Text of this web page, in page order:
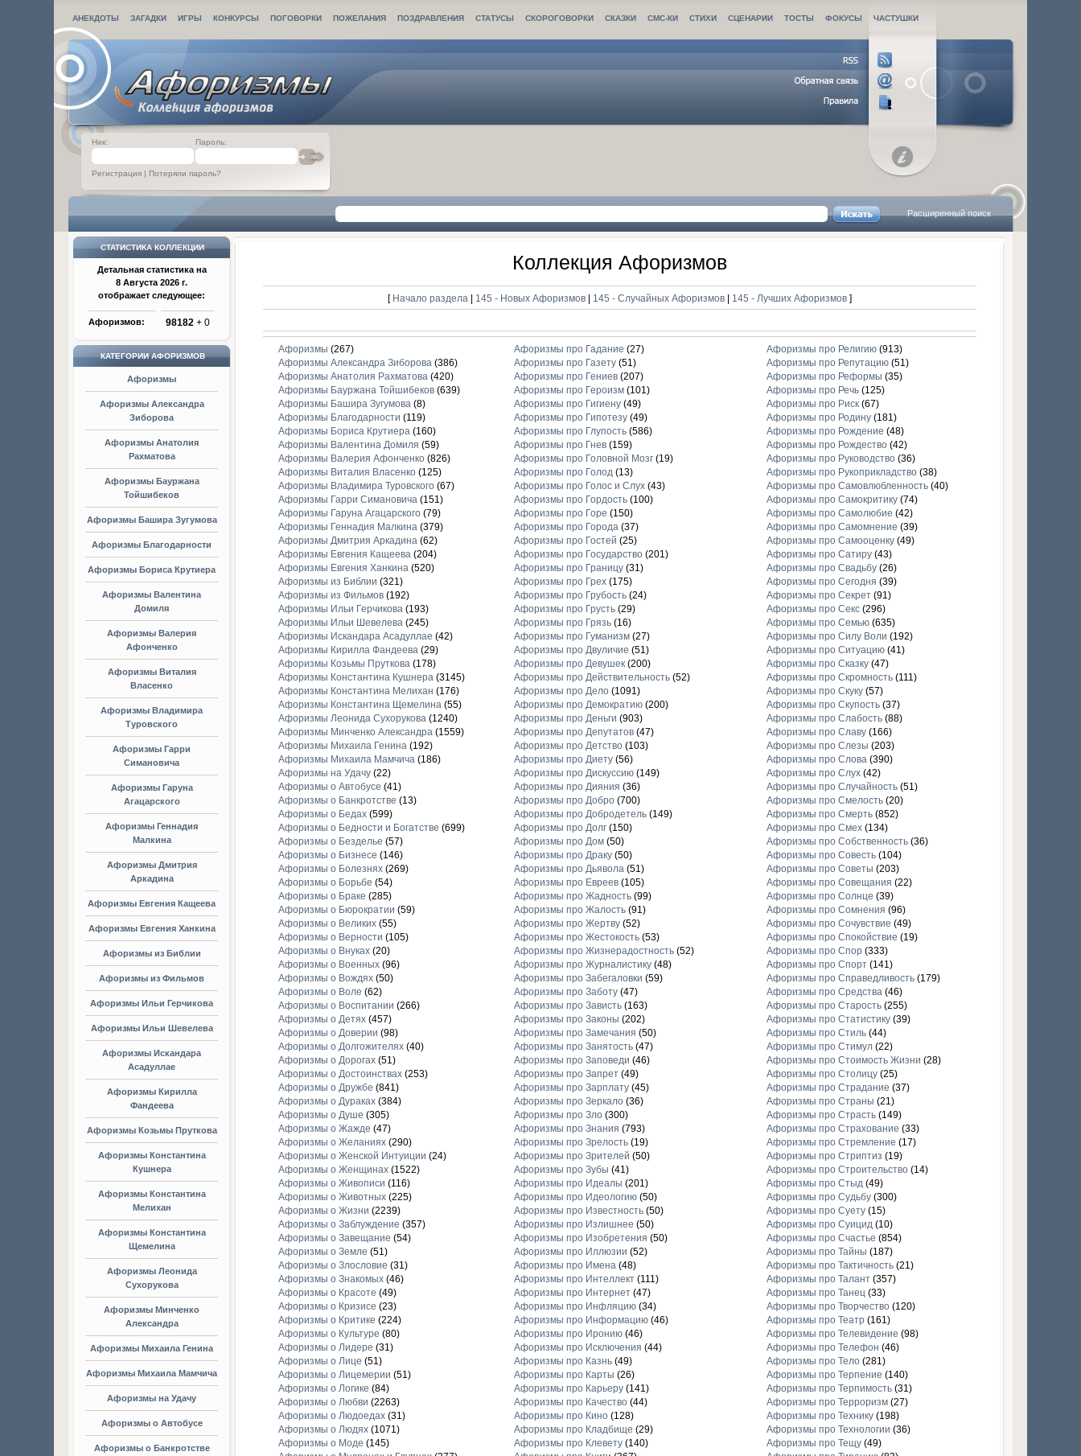
АНЕКДОТЫ ЗАГАДКИ ИГРЫ КОНКУРСЫ ПОГОВОРКИ ПОЖЕЛАНИЯ ПОЗДРАВЛЕНИЯ СТАТУСЫ СКОРОГОВОРКИ СКАЗКИ СМС-КИ СТИХИ СЦЕНАРИИ ТОСТЫ ФОКУСЫ ЧАСТУШКИ
Ник: Пароль:
Регистрация | Потеряли пароль?
Расширенный поиск
СТАТИСТИКА КОЛЛЕКЦИИ
Детальная статистика на
8 Августа 2026 г.
отображает следующее:
Афоризмов: 98182+ 0
КАТЕГОРИИ АФОРИЗМОВ
Афоризмы
Афоризмы Александра
Зиборова
Афоризмы Анатолия
Рахматова
Афоризмы Бауржана
Тойшибеков
Афоризмы Башира Зугумова
Афоризмы Благодарности
Афоризмы Бориса Крутиера
Афоризмы Валентина
Домиля
Афоризмы Валерия
Афонченко
Афоризмы Виталия
Власенко
Афоризмы Владимира
Туровского
Афоризмы Гарри
Симановича
Афоризмы Гаруна
Агацарского
Афоризмы Геннадия
Малкина
Афоризмы Дмитрия
Аркадина
Афоризмы Евгения Кащеева
Афоризмы Евгения Ханкина
Афоризмы из Библии
Афоризмы из Фильмов
Афоризмы Ильи Герчикова
Афоризмы Ильи Шевелева
Афоризмы Искандара
Асадуллае
Афоризмы Кирилла
Фандеева
Афоризмы Козьмы Пруткова
Афоризмы Константина
Кушнера
Афоризмы Константина
Мелихан
Афоризмы Константина
Щемелина
Афоризмы Леонида
Сухорукова
Афоризмы Минченко
Александра
Афоризмы Михаила Генина
Афоризмы Михаила Мамчича
Афоризмы на Удачу
Афоризмы о Автобусе
Афоризмы о Банкротстве
Коллекция Афоризмов
[ Начало раздела | 145 - Новых Афоризмов | 145 - Случайных Афоризмов | 145 - Лучших Афоризмов]
Афоризмы (267)
Афоризмы Александра Зиборова(386)
Афоризмы Анатолия Рахматова(420)
Афоризмы Бауржана Тойшибеков(639)
Афоризмы Башира Зугумова(8)
Афоризмы Благодарности (119)
Афоризмы Бориса Крутиера(160)
Афоризмы Валентина Домиля (59)
Афоризмы Валерия Афонченко(826)
Афоризмы Виталия Власенко(125)
Афоризмы Владимира Туровского(67)
Афоризмы Гарри Симановича(151)
Афоризмы Гаруна Агацарского(79)
Афоризмы Геннадия Малкина(379)
Афоризмы Дмитрия Аркадина(62)
Афоризмы Евгения Кащеева(204)
Афоризмы Евгения Ханкина(520)
Афоризмы из Библии (321)
Афоризмы из Фильмов(192)
Афоризмы Ильи Герчикова(193)
Афоризмы Ильи Шевелева(245)
Афоризмы Искандара Асадуллае (42)
Афоризмы Кирилла Фандеева(29)
Афоризмы Козьмы Пруткова(178)
Афоризмы Константина Кушнера(3145)
Афоризмы Константина Мелихан (176)
Афоризмы Константина Щемелина(55)
Афоризмы Леонида Сухорукова(1240)
Афоризмы Минченко Александра(1559)
Афоризмы Михаила Генина(192)
Афоризмы Михаила Мамчича(186)
Афоризмы на Удачу(22)
Афоризмы о Автобусе (41)
Афоризмы о Банкротстве (13)
Афоризмы о Бедах(599)
Афоризмы о Бедности и Богатстве (699)
Афоризмы о Безделье (57)
Афоризмы о Бизнесе (146)
Афоризмы о Болезнях(269)
Афоризмы о Борьбе (54)
Афоризмы о Браке (285)
Афоризмы о Бюрократии (59)
Афоризмы о Великих(55)
Афоризмы о Верности (105)
Афоризмы о Внуках(20)
Афоризмы о Военных(96)
Афоризмы о Вождях(50)
Афоризмы о Воле (62)
Афоризмы о Воспитании (266)
Афоризмы о Детях(457)
Афоризмы о Доверии (98)
Афоризмы о Долгожителях(40)
Афоризмы о Дорогах(51)
Афоризмы о Достоинствах(253)
Афоризмы о Дружбе (841)
Афоризмы о Дураках(384)
Афоризмы о Душе (305)
Афоризмы о Жажде (47)
Афоризмы о Желаниях(290)
Афоризмы о Женской Интуиции (24)
Афоризмы о Женщинах(1522)
Афоризмы о Живописи (116)
Афоризмы о Животных(225)
Афоризмы о Жизни (2239)
Афоризмы о Заблуждение (357)
Афоризмы о Завещание (54)
Афоризмы о Земле (51)
Афоризмы о Злословие (31)
Афоризмы о Знакомых(46)
Афоризмы о Красоте (49)
Афоризмы о Кризисе (23)
Афоризмы о Критике (224)
Афоризмы о Культуре (80)
Афоризмы о Лидере (31)
Афоризмы о Лице (51)
Афоризмы о Лицемерии (51)
Афоризмы о Логике (84)
Афоризмы о Любви (2263)
Афоризмы о Людоедах(31)
Афоризмы о Людях(1071)
Афоризмы о Моде (145)
Афоризмы про Гадание (27)
Афоризмы про Газету(51)
Афоризмы про Гениев(207)
Афоризмы про Героизм(101)
Афоризмы про Гигиену(49)
Афоризмы про Гипотезу(49)
Афоризмы про Глупость(586)
Афоризмы про Гнев(159)
Афоризмы про Головной Мозг(19)
Афоризмы про Голод(13)
Афоризмы про Голос и Слух(43)
Афоризмы про Гордость(100)
Афоризмы про Горе (150)
Афоризмы про Города(37)
Афоризмы про Гостей (25)
Афоризмы про Государство(201)
Афоризмы про Границу(31)
Афоризмы про Грех(175)
Афоризмы про Грубость(24)
Афоризмы про Грусть(29)
Афоризмы про Грязь(16)
Афоризмы про Гуманизм(27)
Афоризмы про Двуличие (51)
Афоризмы про Девушек(200)
Афоризмы про Действительность(52)
Афоризмы про Дело(1091)
Афоризмы про Демократию(200)
Афоризмы про Деньги (903)
Афоризмы про Депутатов(47)
Афоризмы про Детство(103)
Афоризмы про Диету(56)
Афоризмы про Дискуссию(149)
Афоризмы про Дияния (36)
Афоризмы про Добро(700)
Афоризмы про Добродетель(149)
Афоризмы про Долг(150)
Афоризмы про Дом(50)
Афоризмы про Драку(50)
Афоризмы про Дьявола(51)
Афоризмы про Евреев(105)
Афоризмы про Жадность(99)
Афоризмы про Жалость(91)
Афоризмы про Жертву(52)
Афоризмы про Жестокость(53)
Афоризмы про Жизнерадостность(52)
Афоризмы про Журналистику(48)
Афоризмы про Забегаловки (59)
Афоризмы про Заботу(47)
Афоризмы про Зависть(163)
Афоризмы про Законы (202)
Афоризмы про Замечания (50)
Афоризмы про Занятость(47)
Афоризмы про Заповеди (46)
Афоризмы про Запрет(49)
Афоризмы про Зарплату(45)
Афоризмы про Зеркало(36)
Афоризмы про Зло(300)
Афоризмы про Знания (793)
Афоризмы про Зрелость(19)
Афоризмы про Зрителей (50)
Афоризмы про Зубы (41)
Афоризмы про Идеалы (201)
Афоризмы про Идеологию(50)
Афоризмы про Известность(50)
Афоризмы про Излишнее (50)
Афоризмы про Изобретения (50)
Афоризмы про Иллюзии (52)
Афоризмы про Имена(48)
Афоризмы про Интеллект(111)
Афоризмы про Интернет(47)
Афоризмы про Инфляцию(34)
Афоризмы про Информацию(46)
Афоризмы про Иронию(46)
Афоризмы про Исключения (44)
Афоризмы про Казнь(49)
Афоризмы про Карты (26)
Афоризмы про Карьеру(141)
Афоризмы про Качество(44)
Афоризмы про Кино(128)
Афоризмы про Кладбище (29)
Афоризмы про Клевету(140)
Афоризмы про Религию(913)
Афоризмы про Репутацию(51)
Афоризмы про Реформы (35)
Афоризмы про Речь(125)
Афоризмы про Риск(67)
Афоризмы про Родину(181)
Афоризмы про Рождение (48)
Афоризмы про Рождество(42)
Афоризмы про Руководство(36)
Афоризмы про Рукоприкладство(38)
Афоризмы про Самовлюбленность(40)
Афоризмы про Самокритику(74)
Афоризмы про Самолюбие (42)
Афоризмы про Самомнение (39)
Афоризмы про Самооценку(49)
Афоризмы про Сатиру(43)
Афоризмы про Свадьбу(26)
Афоризмы про Сегодня (39)
Афоризмы про Секрет(91)
Афоризмы про Секс(296)
Афоризмы про Семью(635)
Афоризмы про Силу Воли (192)
Афоризмы про Ситуацию(41)
Афоризмы про Сказку(47)
Афоризмы про Скромность(111)
Афоризмы про Скуку(57)
Афоризмы про Скупость(37)
Афоризмы про Слабость(88)
Афоризмы про Славу(166)
Афоризмы про Слезы (203)
Афоризмы про Слова(390)
Афоризмы про Слух(42)
Афоризмы про Случайность(51)
Афоризмы про Смелость(20)
Афоризмы про Смерть(852)
Афоризмы про Смех(134)
Афоризмы про Собственность(36)
Афоризмы про Совесть(104)
Афоризмы про Советы (203)
Афоризмы про Совещания (22)
Афоризмы про Солнце (39)
Афоризмы про Сомнения (96)
Афоризмы про Сочувствие (49)
Афоризмы про Спокойствие (19)
Афоризмы про Спор(333)
Афоризмы про Спорт(141)
Афоризмы про Справедливость(179)
Афоризмы про Средства(46)
Афоризмы про Старость(255)
Афоризмы про Статистику(39)
Афоризмы про Стиль(44)
Афоризмы про Стимул(22)
Афоризмы про Стоимость Жизни (28)
Афоризмы про Столицу(25)
Афоризмы про Страдание (37)
Афоризмы про Страны (21)
Афоризмы про Страсть(149)
Афоризмы про Страхование (33)
Афоризмы про Стремление (17)
Афоризмы про Стриптиз (19)
Афоризмы про Строительство(14)
Афоризмы про Стыд(49)
Афоризмы про Судьбу(300)
Афоризмы про Суету(15)
Афоризмы про Суицид(10)
Афоризмы про Счастье (854)
Афоризмы про Тайны (187)
Афоризмы про Тактичность(21)
Афоризмы про Талант(357)
Афоризмы про Танец(33)
Афоризмы про Творчество(120)
Афоризмы про Театр(161)
Афоризмы про Телевидение (98)
Афоризмы про Телефон (46)
Афоризмы про Тело(281)
Афоризмы про Терпение (140)
Афоризмы про Терпимость(31)
Афоризмы про Терроризм(27)
Афоризмы про Технику(198)
Афоризмы про Технологии (36)
Афоризмы про Тещу(49)